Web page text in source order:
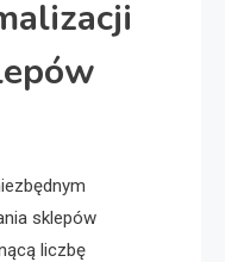
sklepów
liczbę